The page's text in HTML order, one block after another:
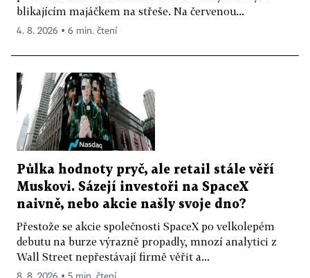
blikajícím majáčkem na střeše. Na červenou...
4. 8. 2026 ▪ 6 min. čtení
Půlka hodnoty pryč, ale retail stále věří
Muskovi. Sázejí investoři na SpaceX
naivně, nebo akcie našly svoje dno?
Přestože se akcie společnosti SpaceX po velkolepém
debutu na burze výrazně propadly, mnozí analytici z
Wall Street nepřestávají firmě věřit a...